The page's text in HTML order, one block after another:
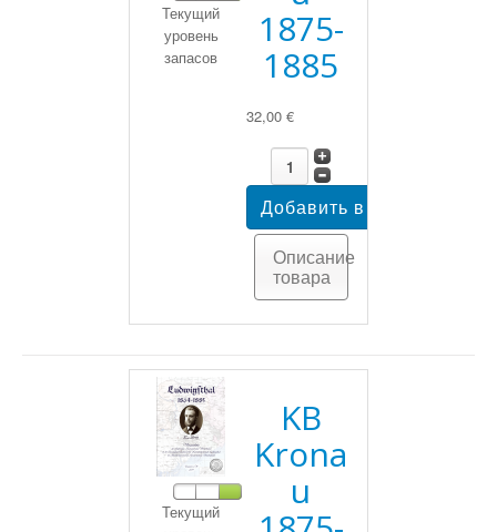
Текущий
уровень
запасов
1875-
1885
32,00 €
Описание
товара
Текущий
KB
Krona
u